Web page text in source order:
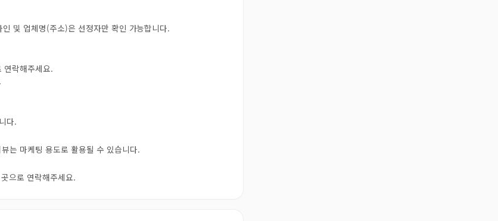
및 업체명(주소)은 선정자만 확인 가능합니다.
연락해주세요.
다.
는 마케팅 용도로 활용될 수 있습니다.
으로 연락해주세요.